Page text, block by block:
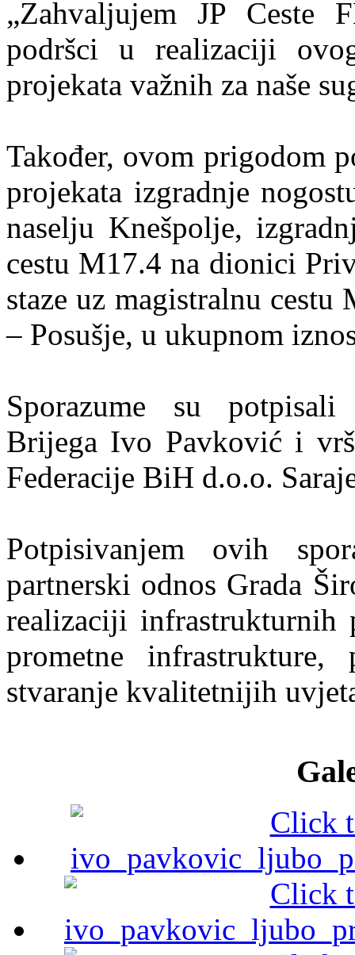
„Zahvaljujem JP Ceste
podršci u realizaciji
projekata važnih za naše
Također, ovom prigodom
projekata izgradnje
naselju Knešpolje,
cestu M17.4 na dionici
staze uz magistralnu
– Posušje, u ukupnom
Sporazume su
Brijega Ivo Pavković i
Federacije BiH d.o.o.
Potpisivanjem ovih
partnerski odnos Grada
realizaciji infrastrukturnih
prometne
stvaranje kvalitetnijih